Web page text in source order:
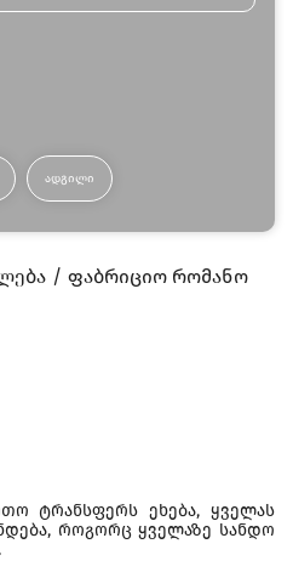
ᲐᲓᲒᲘᲚᲘ
ფაბრიციო რომანო
ტრანსფერს ეხება, ყველას
როგორც ყველაზე სანდო